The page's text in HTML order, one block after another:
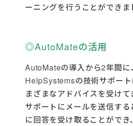
ーニングを行うことができま
◎AutoMateの活用
AutoMateの導入から2年間に
HelpSystemsの技術サポー
まざまなアドバイスを受け
サポートにメールを送信する
に回答を受け取ることができ